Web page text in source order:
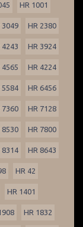
HR 1001
3049 HR 2380
4243 HR 3924
4565 HR 4224
5584 HR 6456
7360 HR 7128
8530 HR 7800
8314 HR 8643
HR 42
HR 1401
HR 1832